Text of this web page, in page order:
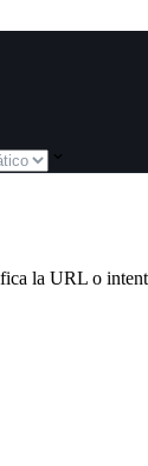
la URL o